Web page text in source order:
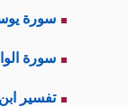
سورة
سورة
تفسير